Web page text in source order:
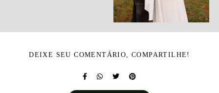
DEIXE SEU COMENTÁRIO, COMPARTILHE!